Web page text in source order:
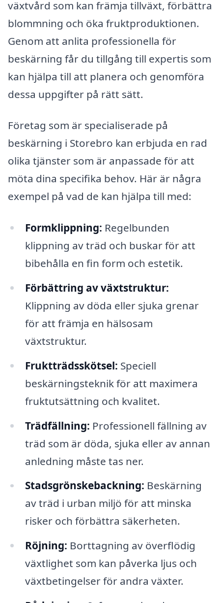
växtvård som kan främja tillväxt, förbättra
blommning och öka fruktproduktionen.
Genom att anlita professionella för
beskärning får du tillgång till expertis som
kan hjälpa till att planera och genomföra
dessa uppgifter på rätt sätt.
Företag som är specialiserade på
beskärning i Storebro kan erbjuda en rad
olika tjänster som är anpassade för att
möta dina specifika behov. Här är några
exempel på vad de kan hjälpa till med:
Formklippning: Regelbunden
klippning av träd och buskar för att
bibehålla en fin form och estetik.
Förbättring av växtstruktur:
Klippning av döda eller sjuka grenar
för att främja en hälsosam
växtstruktur.
Fruktträdsskötsel: Speciell
beskärningsteknik för att maximera
fruktutsättning och kvalitet.
Trädfällning: Professionell fällning av
träd som är döda, sjuka eller av annan
anledning måste tas ner.
Stadsgrönskebackning: Beskärning
av träd i urban miljö för att minska
risker och förbättra säkerheten.
Röjning: Borttagning av överflödig
växtlighet som kan påverka ljus och
växtbetingelser för andra växter.